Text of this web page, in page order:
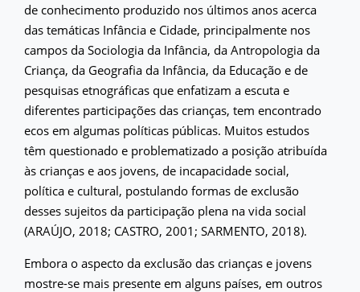
de conhecimento produzido nos últimos anos acerca
das temáticas Infância e Cidade, principalmente nos
campos da Sociologia da Infância, da Antropologia da
Criança, da Geografia da Infância, da Educação e de
pesquisas etnográficas que enfatizam a escuta e
diferentes participações das crianças, tem encontrado
ecos em algumas políticas públicas. Muitos estudos
têm questionado e problematizado a posição atribuída
às crianças e aos jovens, de incapacidade social,
política e cultural, postulando formas de exclusão
desses sujeitos da participação plena na vida social
(ARAÚJO, 2018; CASTRO, 2001; SARMENTO, 2018).
Embora o aspecto da exclusão das crianças e jovens
mostre-se mais presente em alguns países, em outros